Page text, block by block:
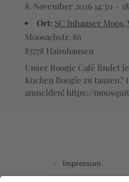
8. November 2026 14:30 –
Ort: SC Inhauser Moos,
Moosachstr. 86
85778 Haimhausen
Unser Boogie Café findet
Kuchen Boogie zu
anmelden! https://
Impressum